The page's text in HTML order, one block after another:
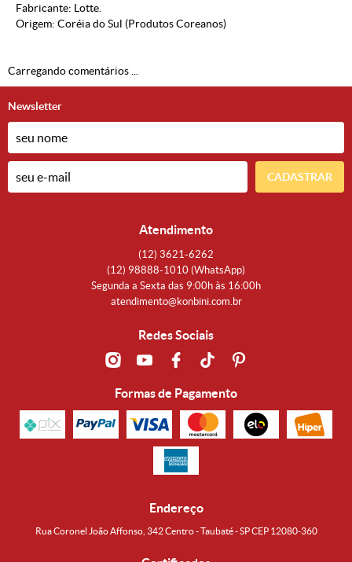
Fabricante: Lotte.
Origem: Coréia do Sul (Produtos Coreanos)
Carregando comentários ...
Newsletter
CADASTRAR
Atendimento
(12) 3621-6262
(12) 98888-1010 (WhatsApp)
Segunda a Sexta das 9:00h às 16:00h
atendimento@konbini.com.br
Redes Sociais
Formas de Pagamento
Endereço
Rua Coronel João Affonso, 342 Centro - Taubaté - SP CEP 12080-360